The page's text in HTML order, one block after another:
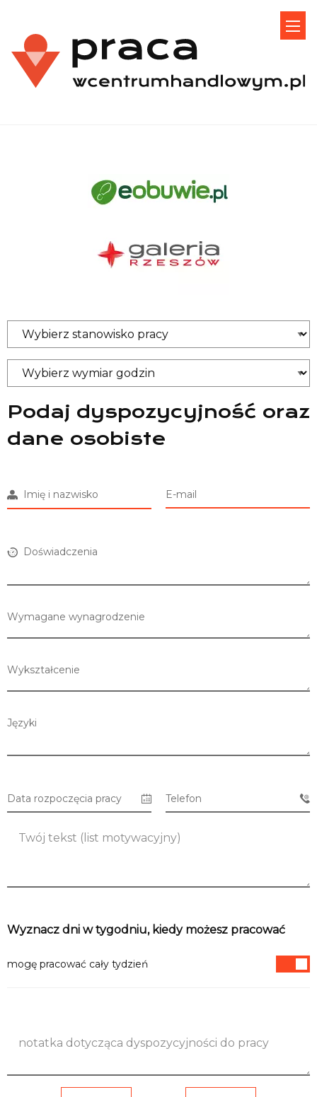
Lista sklepów
Lista CH
Informacje
Podaj dyspozycyjność oraz
dane osobiste
Imię i nazwisko E-mail
Doświadczenia
Wymagane wynagrodzenie
Wykształcenie
Języki
Data rozpoczęcia pracy Telefon
Wyznacz dni w tygodniu, kiedy możesz pracować
mogę pracować cały tydzień